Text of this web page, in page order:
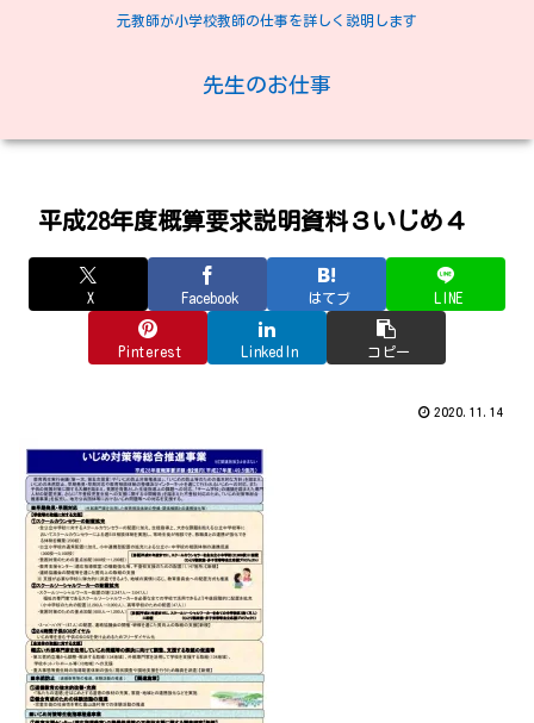
元教師が小学校教師の仕事を詳しく説明します
先生のお仕事
平成28年度概算要求説明資料３いじめ４
X Facebook はてブ LINE
Pinterest LinkedIn コピー
2020.11.14